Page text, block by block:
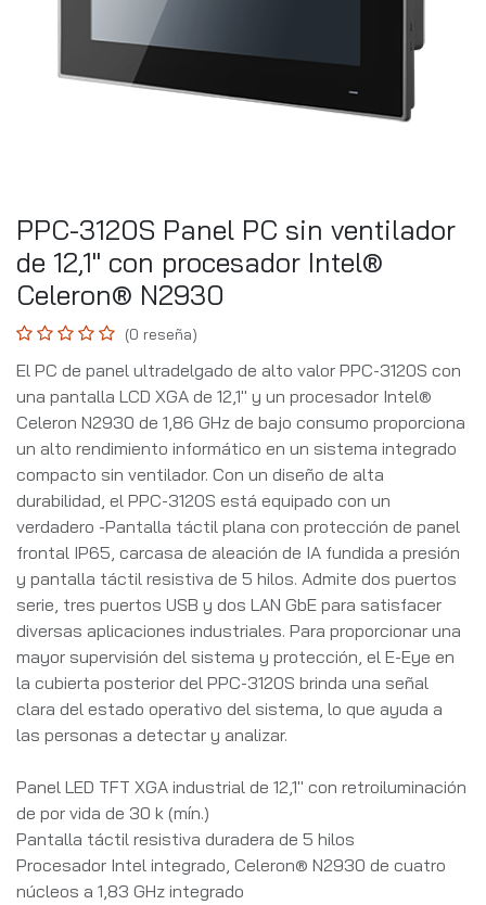
PPC-3120S Panel PC sin ventilador
de 12,1" con procesador Intel®
Celeron® N2930
(0 reseña)
El PC de panel ultradelgado de alto valor PPC-3120S con
una pantalla LCD XGA de 12,1" y un procesador Intel®
Celeron N2930 de 1,86 GHz de bajo consumo proporciona
un alto rendimiento informático en un sistema integrado
compacto sin ventilador. Con un diseño de alta
durabilidad, el PPC-3120S está equipado con un
verdadero -Pantalla táctil plana con protección de panel
frontal IP65, carcasa de aleación de IA fundida a presión
y pantalla táctil resistiva de 5 hilos. Admite dos puertos
serie, tres puertos USB y dos LAN GbE para satisfacer
diversas aplicaciones industriales. Para proporcionar una
mayor supervisión del sistema y protección, el E-Eye en
la cubierta posterior del PPC-3120S brinda una señal
clara del estado operativo del sistema, lo que ayuda a
las personas a detectar y analizar.
Panel LED TFT XGA industrial de 12,1" con retroiluminación
de por vida de 30 k (mín.)
Pantalla táctil resistiva duradera de 5 hilos
Procesador Intel integrado, Celeron® N2930 de cuatro
núcleos a 1,83 GHz integrado